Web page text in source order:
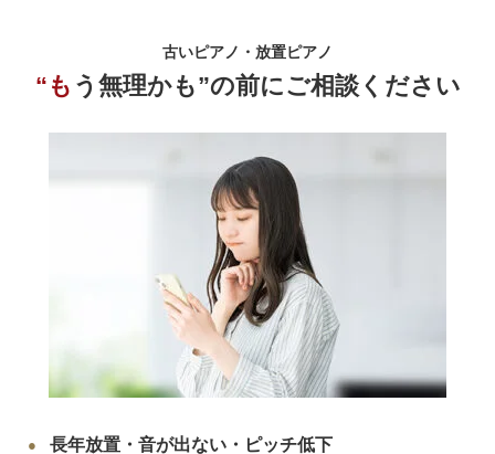
古いピアノ・放置ピアノ
“もう無理かも”の前にご相談ください
長年放置・音が出ない・ピッチ低下